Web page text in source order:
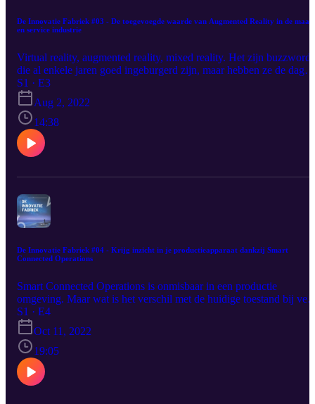
De Innovatie Fabriek #03 - De toegevoegde waarde van Augmented Reality in de
en service industrie
Virtual reality, augmented reality, mixed reality. Het zijn buzzwords
die al enkele jaren goed ingeburgerd zijn, maar hebben ze de dag
van vandaag een échte meerwaarde in de maak- en service
industrie? Go to market director Diederick Hallynck en technisch
consultant Jef Van Houtven geven tekst en uitleg. Een linkje naar
ons AR e-book vind je hier:
https://www.9altitudes.com/be/articles/e-book-5-manieren-waarop-
je-vandaag-ar-en-vr-kan-gebruiken-in-jouw-productiebedrijf
S1 · E3
Aug 2, 2022
14:38
De Innovatie Fabriek #04 - Krijg inzicht in je productieapparaat dankzij Smart
Connected Operations
Smart Connected Operations is onmisbaar in een productie
omgeving. Maar wat is het verschil met de huidige toestand bij veel
organisaties? Oude wijn in nieuwe vaten? Go to Market director
Diederick Hallynck en consultant Xavier Cornardt leggen het
concept op tafel en tonen aan wat het verschil is tussen "Connected
Machines" en "Smart Connected Operations"
S1 · E4
Oct 11, 2022
19:05